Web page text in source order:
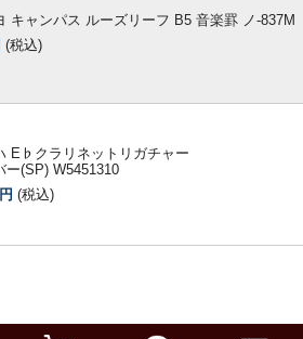
キャンパス ルーズリーフ B5 音楽罫 ノ-837M
(税込)
E♭クラリネットリガチャー
ー(SP) W5451310
(税込)